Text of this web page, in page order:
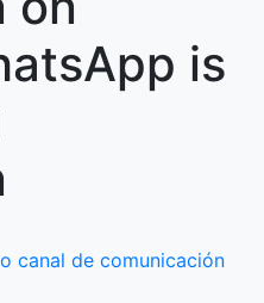
is
canal de comunicación